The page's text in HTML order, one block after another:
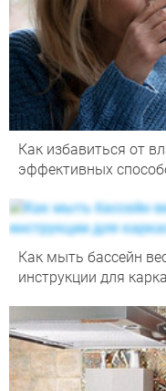
Как избавиться от
эффективных
Как мыть бассейн
инструкции для